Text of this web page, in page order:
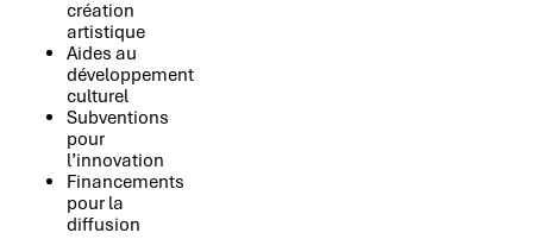
création
artistique
Aides au
développement
culturel
Subventions
pour
l’innovation
Financements
pour la
diffusion